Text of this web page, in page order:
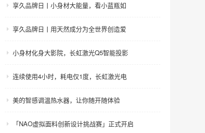
享久品牌日丨小身材大能量，看小蓝瓶如
享久品牌日丨用天然成分为全世界创造爱
小身材化身大影院，长虹激光Q5智能投影
连续使用4小时，耗电仅1度，长虹激光电
美的智感调温热水器，让你随开随体验
「NAO虚拟面料创新设计挑战赛」正式开启